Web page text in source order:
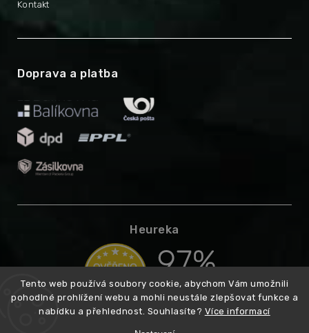
Tento web používá soubory cookie, abychom Vám umožnili
pohodlné prohlížení webu a mohli neustále zlepšovat funkce a
nabídku a přehlednost. Souhlasíte? Více informací
Kontakt
Doprava a platba
Heureka